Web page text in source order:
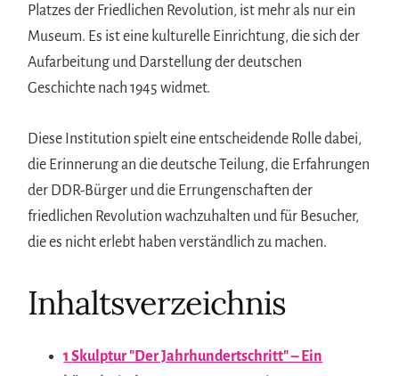
Platzes der Friedlichen Revolution, ist mehr als nur ein
Museum. Es ist eine kulturelle Einrichtung, die sich der
Aufarbeitung und Darstellung der deutschen
Geschichte nach 1945 widmet.
Diese Institution spielt eine entscheidende Rolle dabei,
die Erinnerung an die deutsche Teilung, die Erfahrungen
der DDR-Bürger und die Errungenschaften der
friedlichen Revolution wachzuhalten und für Besucher,
die es nicht erlebt haben verständlich zu machen.
Inhaltsverzeichnis
1 Skulptur "Der Jahrhundertschritt" – Ein